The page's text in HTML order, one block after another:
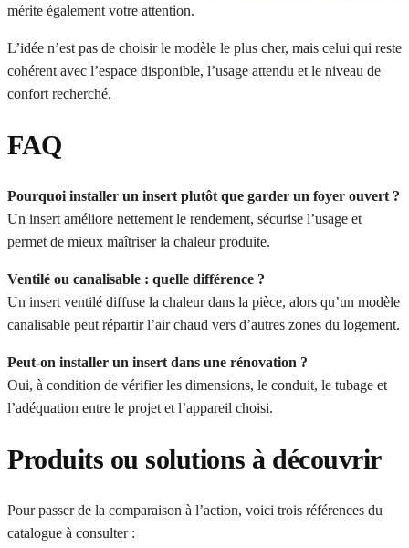
mérite également votre attention.
L’idée n’est pas de choisir le modèle le plus cher, mais celui qui reste
cohérent avec l’espace disponible, l’usage attendu et le niveau de
confort recherché.
FAQ
Pourquoi installer un insert plutôt que garder un foyer ouvert ?
Un insert améliore nettement le rendement, sécurise l’usage et
permet de mieux maîtriser la chaleur produite.
Ventilé ou canalisable : quelle différence ?
Un insert ventilé diffuse la chaleur dans la pièce, alors qu’un modèle
canalisable peut répartir l’air chaud vers d’autres zones du logement.
Peut-on installer un insert dans une rénovation ?
Oui, à condition de vérifier les dimensions, le conduit, le tubage et
l’adéquation entre le projet et l’appareil choisi.
Produits ou solutions à découvrir
Pour passer de la comparaison à l’action, voici trois références du
catalogue à consulter :